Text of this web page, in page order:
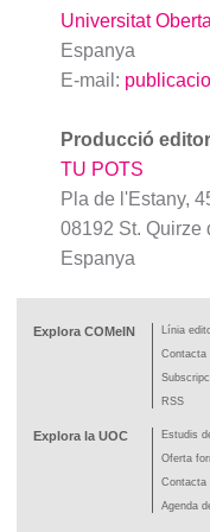
Universitat
Espanya
E-mail:
Producció
TU POTS
Pla de l'Estany,
08192 St. Quirze
Espanya
Explora COMeIN
Línia
Contacta
RSS
Explora la UOC
Estudis
Oferta
Contacta
Agenda